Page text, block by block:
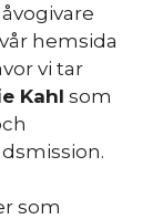
hemsida
vi tar
Kahl som
som